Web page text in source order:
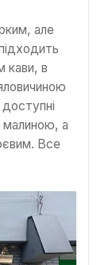
але
кави, в
малиною, а
Все